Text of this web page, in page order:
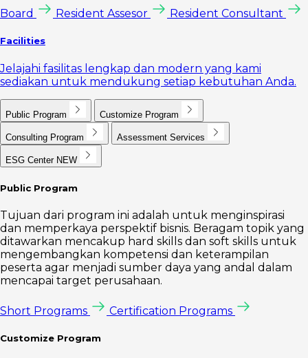
Board Resident Assesor Resident Consultant
Facilities
Jelajahi fasilitas lengkap dan modern yang kami
sediakan untuk mendukung setiap kebutuhan Anda.
Public Program Customize Program
Consulting Program Assessment Services
ESG Center NEW
Public Program
Tujuan dari program ini adalah untuk menginspirasi
dan memperkaya perspektif bisnis. Beragam topik yang
ditawarkan mencakup hard skills dan soft skills untuk
mengembangkan kompetensi dan keterampilan
peserta agar menjadi sumber daya yang andal dalam
mencapai target perusahaan.
Short Programs Certification Programs
Customize Program